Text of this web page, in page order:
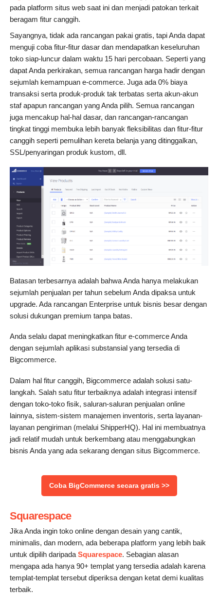
pada platform situs web saat ini dan menjadi patokan terkait
beragam fitur canggih.
Sayangnya, tidak ada rancangan pakai gratis, tapi Anda dapat
menguji coba fitur-fitur dasar dan mendapatkan keseluruhan
toko siap-luncur dalam waktu 15 hari percobaan. Seperti yang
dapat Anda perkirakan, semua rancangan harga hadir dengan
sejumlah kemampuan e-commerce. Juga ada 0% biaya
transaksi serta produk-produk tak terbatas serta akun-akun
staf apapun rancangan yang Anda pilih. Semua rancangan
juga mencakup hal-hal dasar, dan rancangan-rancangan
tingkat tinggi membuka lebih banyak fleksibilitas dan fitur-fitur
canggih seperti pemulihan kereta belanja yang ditinggalkan,
SSL/penyaringan produk kustom, dll.
Batasan terbesarnya adalah bahwa Anda hanya melakukan
sejumlah penjualan per tahun sebelum Anda dipaksa untuk
upgrade. Ada rancangan Enterprise untuk bisnis besar dengan
solusi dukungan premium tanpa batas.
Anda selalu dapat meningkatkan fitur e-commerce Anda
dengan sejumlah aplikasi substansial yang tersedia di
Bigcommerce.
Dalam hal fitur canggih, Bigcommerce adalah solusi satu-
langkah. Salah satu fitur terbaiknya adalah integrasi intensif
dengan toko-toko fisik, saluran-saluran penjualan online
lainnya, sistem-sistem manajemen inventoris, serta layanan-
layanan pengiriman (melalui ShipperHQ). Hal ini membuatnya
jadi relatif mudah untuk berkembang atau menggabungkan
bisnis Anda yang ada sekarang dengan situs Bigcommerce.
‌Coba BigCommerce secara gratis >>
Squarespace
Jika Anda ingin toko online dengan desain yang cantik,
minimalis, dan modern, ada beberapa platform yang lebih baik
untuk dipilih daripadaSquarespace. Sebagian alasan
mengapa ada hanya 90+ templat yang tersedia adalah karena
templat-templat tersebut diperiksa dengan ketat demi kualitas
terbaik.